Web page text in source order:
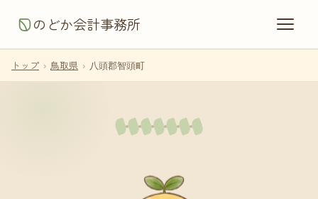
のどか会計事務所
トップ › 鳥取県 › 八頭郡智頭町